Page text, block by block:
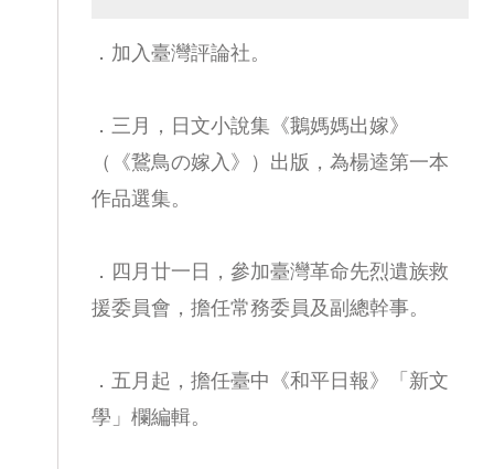
．加入臺灣評論社。
．三月，日文小說集《鵝媽媽出嫁》
（《鵞鳥の嫁入》）出版，為楊逵第一本
作品選集。
．四月廿一日，參加臺灣革命先烈遺族救
援委員會，擔任常務委員及副總幹事。
．五月起，擔任臺中《和平日報》「新文
學」欄編輯。